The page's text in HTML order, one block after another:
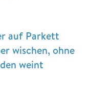
auf Parkett
wischen, ohne
weint